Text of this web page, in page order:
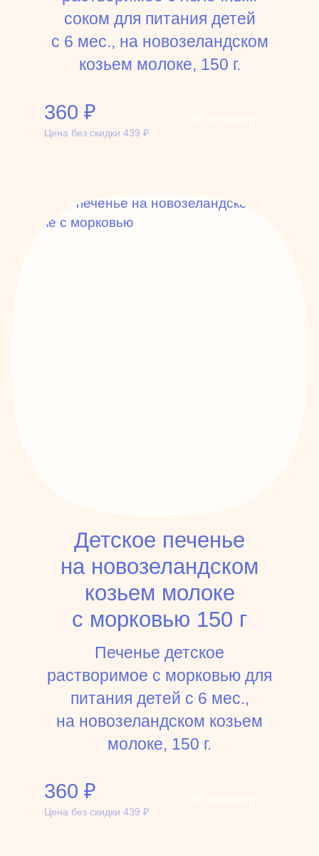
соком для питания детей
с 6 мес., на новозеландском
козьем молоке, 150 г.
360 ₽
Цена без скидки439 ₽
Детское печенье
на новозеландском
козьем молоке
с морковью 150 г
Печенье детское
растворимое с морковью для
питания детей с 6 мес.,
на новозеландском козьем
молоке, 150 г.
360 ₽
Цена без скидки439 ₽